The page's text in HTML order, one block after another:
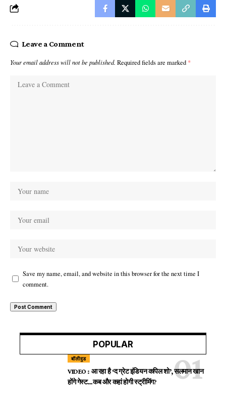
Leave a Comment
Your email address will not be published. Required fields are marked *
Save my name, email, and website in this browser for the next time I
comment.
POPULAR
बॉलीवुड
VIDEO : आ रहा है ‘द ग्रेट इंडियन कपिल शो’, सलमान खान
होंगे गेस्ट…कब और कहां होगी स्ट्रीमिंग?